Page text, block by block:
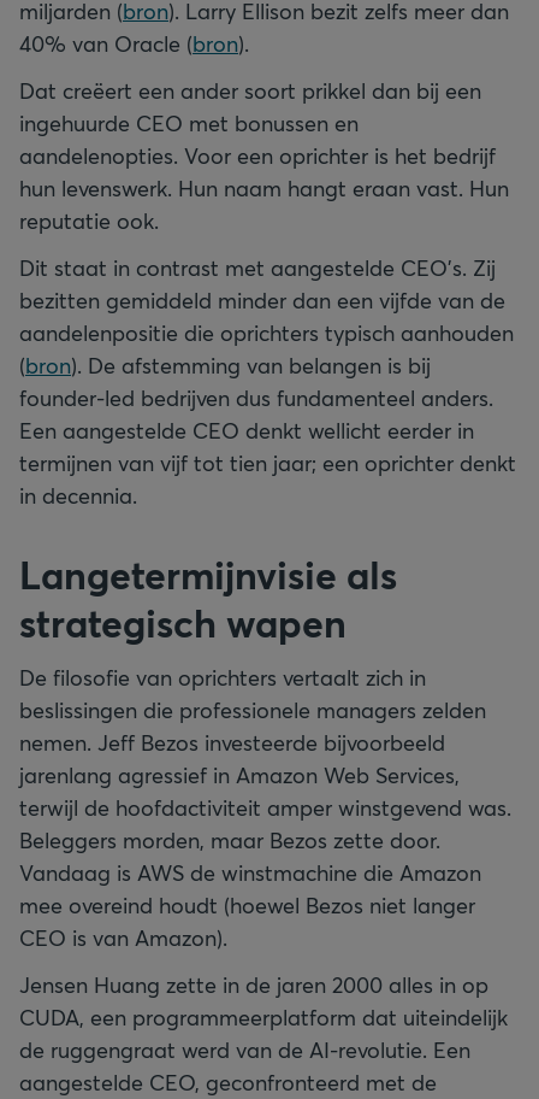
miljarden (bron). Larry Ellison bezit zelfs meer dan
40% van Oracle (bron).
Dat creëert een ander soort prikkel dan bij een
ingehuurde CEO met bonussen en
aandelenopties. Voor een oprichter is het bedrijf
hun levenswerk. Hun naam hangt eraan vast. Hun
reputatie ook.
Dit staat in contrast met aangestelde CEO's. Zij
bezitten gemiddeld minder dan een vijfde van de
aandelenpositie die oprichters typisch aanhouden
(bron). De afstemming van belangen is bij
founder-led bedrijven dus fundamenteel anders.
Een aangestelde CEO denkt wellicht eerder in
termijnen van vijf tot tien jaar; een oprichter denkt
in decennia.
Langetermijnvisie als
strategisch wapen
De filosofie van oprichters vertaalt zich in
beslissingen die professionele managers zelden
nemen. Jeff Bezos investeerde bijvoorbeeld
jarenlang agressief in Amazon Web Services,
terwijl de hoofdactiviteit amper winstgevend was.
Beleggers morden, maar Bezos zette door.
Vandaag is AWS de winstmachine die Amazon
mee overeind houdt (hoewel Bezos niet langer
CEO is van Amazon).
Jensen Huang zette in de jaren 2000 alles in op
CUDA, een programmeerplatform dat uiteindelijk
de ruggengraat werd van de AI-revolutie. Een
aangestelde CEO, geconfronteerd met de